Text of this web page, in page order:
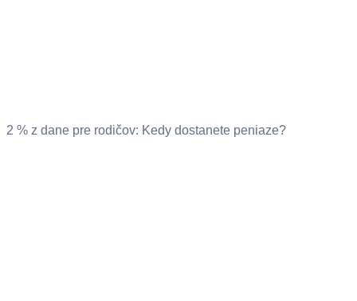
2 % z dane pre rodičov: Kedy dostanete peniaze?